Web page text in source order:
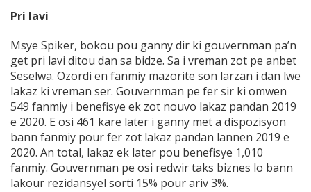
Pri lavi
Msye Spiker, bokou pou ganny dir ki gouvernman pa’n
get pri lavi ditou dan sa bidze. Sa i vreman zot pe anbet
Seselwa. Ozordi en fanmiy mazorite son larzan i dan lwe
lakaz ki vreman ser. Gouvernman pe fer sir ki omwen
549 fanmiy i benefisye ek zot nouvo lakaz pandan 2019
e 2020. E osi 461 kare later i ganny met a dispozisyon
bann fanmiy pour fer zot lakaz pandan lannen 2019 e
2020. An total, lakaz ek later pou benefisye 1,010
fanmiy. Gouvernman pe osi redwir taks biznes lo bann
lakour rezidansyel sorti 15% pour ariv 3%.